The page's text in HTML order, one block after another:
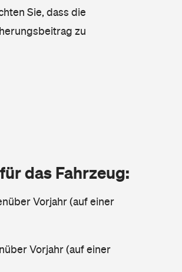
Sie, dass die
zu
das Fahrzeug:
Vorjahr (auf einer
Vorjahr (auf einer